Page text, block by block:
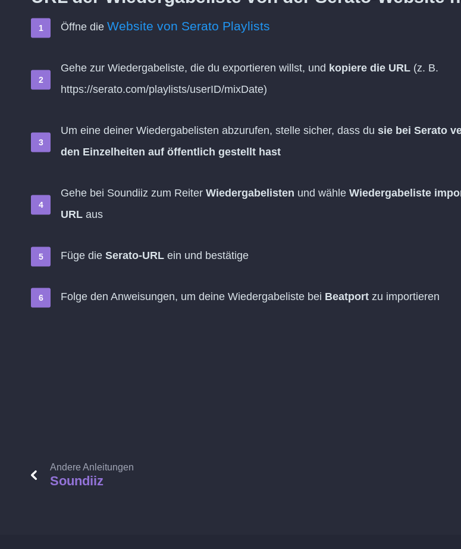
Öffne die Website von Serato Playlists
Gehe zur Wiedergabeliste, die du exportieren willst, und kopiere die URL (z. B.
https://serato.com/playlists/userID/mixDate)
Um eine deiner Wiedergabelisten abzurufen, stelle sicher, dass du sie bei Serato
den Einzelheiten auf öffentlich gestellt hast
Gehe bei Soundiiz zum Reiter Wiedergabelisten und wähle Wiedergabeliste
URL aus
Füge die Serato-URL ein und bestätige
Folge den Anweisungen, um deine Wiedergabeliste bei Beatport zu importieren
Andere Anleitungen
Soundiiz